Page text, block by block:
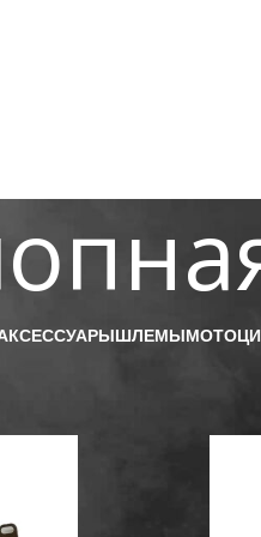
ШЛЕМЫ